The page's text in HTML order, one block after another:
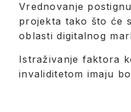
Vrednovanje
projekta tako što će
oblasti digitalnog
Istraživanje faktora
invaliditetom imaju